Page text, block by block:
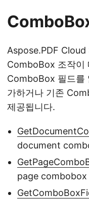
Aspose.PDF
ComboBox 조작이
ComboBox 필드를
가하거나 기존
제공됩니다.
document
page